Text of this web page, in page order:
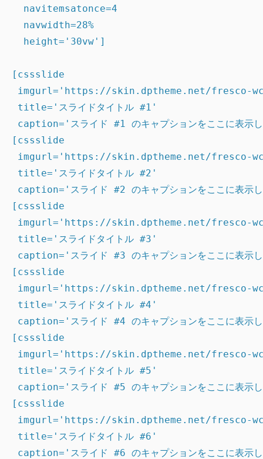
  navitemsatonce=4
  navwidth=28%
  height='30vw']
[cssslide
imgurl='https://skin.dptheme.net/fresco-
title='スライドタイトル #1'
caption='スライド #1 のキャプションをここに表示
[cssslide
imgurl='https://skin.dptheme.net/fresco-
title='スライドタイトル #2'
caption='スライド #2 のキャプションをここに表示
[cssslide
imgurl='https://skin.dptheme.net/fresco-
title='スライドタイトル #3'
caption='スライド #3 のキャプションをここに表示
[cssslide
imgurl='https://skin.dptheme.net/fresco-
title='スライドタイトル #4'
caption='スライド #4 のキャプションをここに表示
[cssslide
imgurl='https://skin.dptheme.net/fresco-
title='スライドタイトル #5'
caption='スライド #5 のキャプションをここに表示
[cssslide
imgurl='https://skin.dptheme.net/fresco-
title='スライドタイトル #6'
caption='スライド #6 のキャプションをここに表示